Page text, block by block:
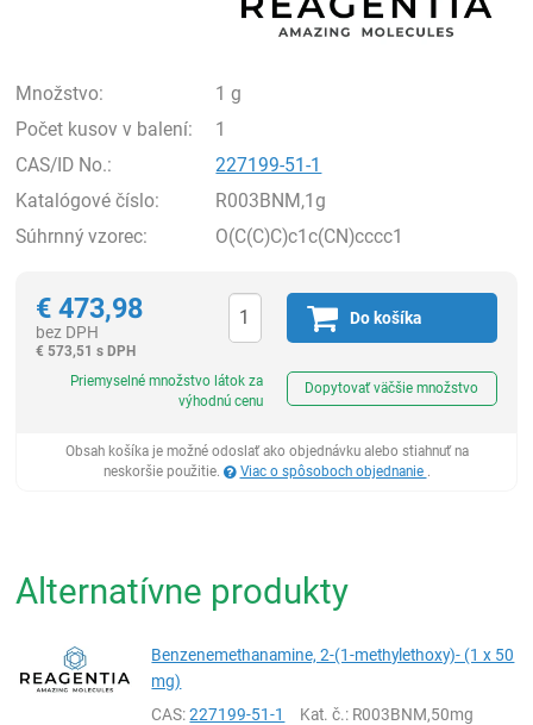
Množstvo:
1 g
Počet kusov v balení:
1
CAS/ID No.:
227199-51-1
Katalógové číslo:
R003BNM,1g
Súhrnný vzorec:
O(C(C)C)c1c(CN)cccc1
€ 473,98
bez DPH
€ 573,51 s DPH
Do košíka
Priemyselné množstvo látok za
výhodnú cenu
Dopytovať väčšie množstvo
Obsah košíka je možné odoslať ako objednávku alebo stiahnuť na
neskoršie použitie.
Viac o spôsoboch objednanie .
Alternatívne produkty
Benzenemethanamine, 2-(1-methylethoxy)- (1 x 50
mg)
CAS:227199-51-1 Kat. č.: R003BNM,50mg